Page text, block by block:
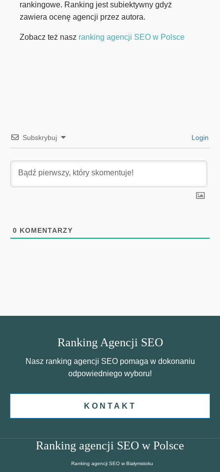
rankingowe. Ranking jest subiektywny gdyż
zawiera ocenę agencji przez autora.
Zobacz też nasz ranking agencji SEO w Polsce
Subskrybuj Login
0 KOMENTARZY
Ranking Agencji SEO
Nasz ranking agencji SEO pomaga w dokonaniu
odpowiedniego wyboru!
KONTAKT
Ranking agencji SEO w Polsce
Ranking agencji SEO w Białymstoku